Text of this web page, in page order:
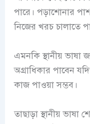
পারে। পড়াশোনার
নিজের খরচ চালাতে
এমনকি স্থানীয় ভাষা
অগ্রাধিকার পাবেন
কাজ পাওয়া সম্ভব।
তাছাড়া স্থানীয়